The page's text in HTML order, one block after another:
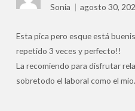
con5
Sonia
agosto 30,
Esta pica pero esque está
repetido 3 veces y perfecto!!
La recomiendo para disfrutar
sobretodo el laboral como el